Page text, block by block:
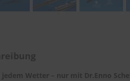
Wetter – nur mit Dr.Enno